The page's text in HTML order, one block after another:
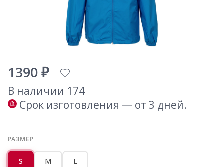
1390 ₽
В наличии 174
Срок изготовления — от 3 дней.
РАЗМЕР
S M L